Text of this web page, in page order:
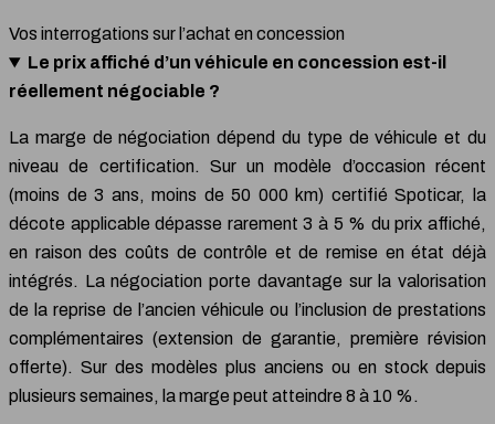
Vos interrogations sur l’achat en concession
Le prix affiché d’un véhicule en concession est-il
réellement négociable ?
La marge de négociation dépend du type de véhicule et du
niveau de certification. Sur un modèle d’occasion récent
(moins de 3 ans, moins de 50 000 km) certifié Spoticar, la
décote applicable dépasse rarement 3 à 5 % du prix affiché,
en raison des coûts de contrôle et de remise en état déjà
intégrés. La négociation porte davantage sur la valorisation
de la reprise de l’ancien véhicule ou l’inclusion de prestations
complémentaires (extension de garantie, première révision
offerte). Sur des modèles plus anciens ou en stock depuis
plusieurs semaines, la marge peut atteindre 8 à 10 %.